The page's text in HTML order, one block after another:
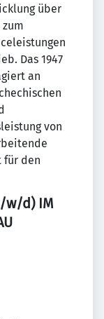
über
Das 1947
an
von
für den
w/d) IM